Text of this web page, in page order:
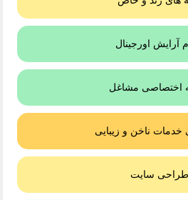
آرایش اورجینال
اختصاصی مشاغل
خدمات ناخن و زیبایی
طراحی سایت